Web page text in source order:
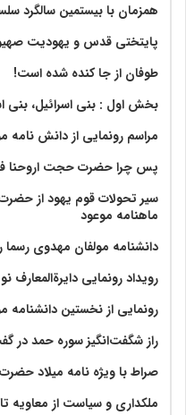
همزمان با بیستمین
پایتختی قدس و یهودیت
طوفان از جا کنده شده است!
بخش اول : بنی اسرائیل، بنی
مراسم رونمایی از دانش نامه
پس چرا حضرت حجت اروحنا
سیر تحولات قوم یهود از
ماهنامه موعود
دانشنامه مولفان مهدوی
رویداد رونمایی
رونمایی از نخستین
راز شگفت‌انگیز سوره حمد در
صراط با ویژه نامه میلاد
ملکداری و سیاست از معاویه تا